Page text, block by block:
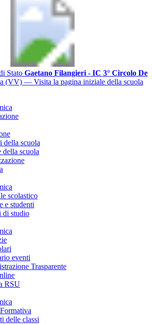
Stato Gaetano Filangieri - IC 3° Circolo De
(VV) — Visita la pagina iniziale della scuola
della scuola
della scuola
scolastico
e studenti
di studio
eventi
Trasparente
RSU
delle classi